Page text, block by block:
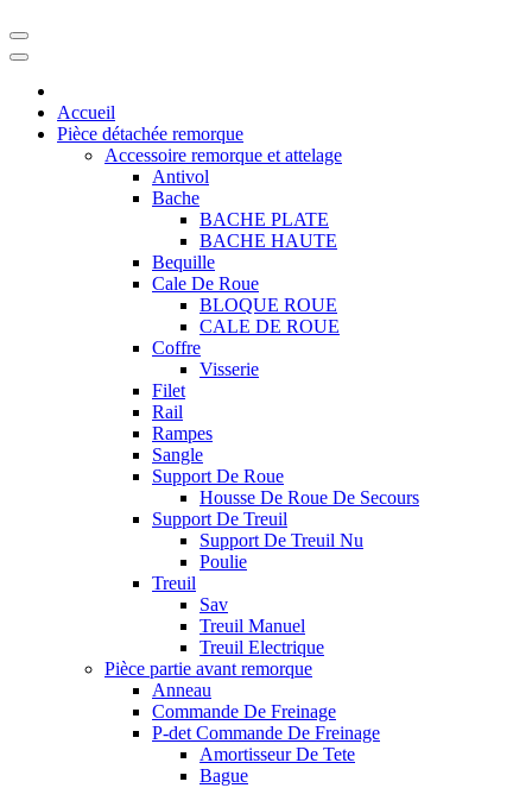
Accueil
Pièce détachée remorque
Accessoire remorque et attelage
Antivol
Bache
BACHE PLATE
BACHE HAUTE
Bequille
Cale De Roue
BLOQUE ROUE
CALE DE ROUE
Coffre
Visserie
Filet
Rail
Rampes
Sangle
Support De Roue
Housse De Roue De Secours
Support De Treuil
Support De Treuil Nu
Poulie
Treuil
Sav
Treuil Manuel
Treuil Electrique
Pièce partie avant remorque
Anneau
Commande De Freinage
P-det Commande De Freinage
Amortisseur De Tete
Bague